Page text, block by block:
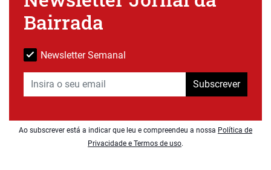
Bairrada
Newsletter Semanal
Subscrever
Ao subscrever está a indicar que leu e compreendeu a nossa Política de
Privacidade e Termos de uso.